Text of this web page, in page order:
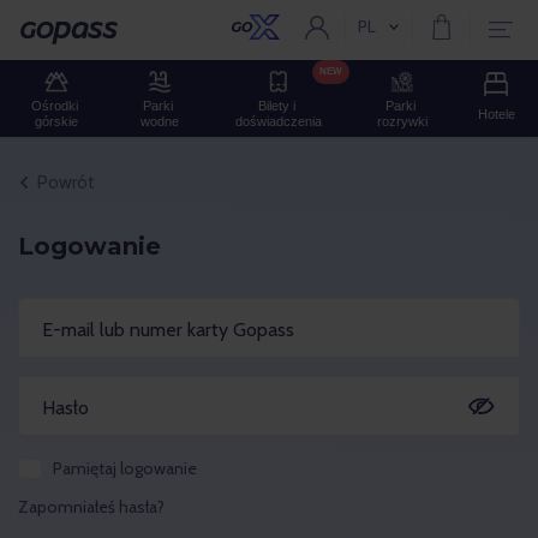
Gopass Aktualny język:
PL
Ośrodki
górskie
Parki
wodne
Bilety i
doświadczenia
NEW
Parki
rozrywki
Hotele
Powrót
Logowanie
E-mail lub numer karty Gopass
Hasło
Pamiętaj logowanie
Zapomniałeś hasła?